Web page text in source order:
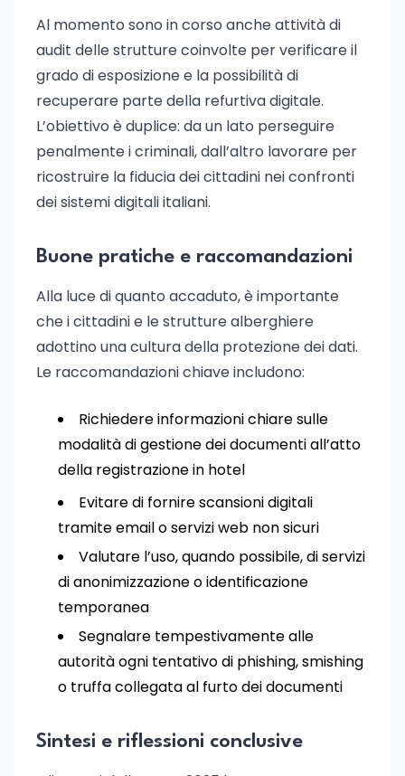
Al momento sono in corso anche attività di
audit delle strutture coinvolte per verificare il
grado di esposizione e la possibilità di
recuperare parte della refurtiva digitale.
L’obiettivo è duplice: da un lato perseguire
penalmente i criminali, dall’altro lavorare per
ricostruire la fiducia dei cittadini nei confronti
dei sistemi digitali italiani.
Buone pratiche e raccomandazioni
Alla luce di quanto accaduto, è importante
che i cittadini e le strutture alberghiere
adottino una cultura della protezione dei dati.
Le raccomandazioni chiave includono:
Richiedere informazioni chiare sulle
modalità di gestione dei documenti all’atto
della registrazione in hotel
Evitare di fornire scansioni digitali
tramite email o servizi web non sicuri
Valutare l’uso, quando possibile, di servizi
di anonimizzazione o identificazione
temporanea
Segnalare tempestivamente alle
autorità ogni tentativo di phishing, smishing
o truffa collegata al furto dei documenti
Sintesi e riflessioni conclusive